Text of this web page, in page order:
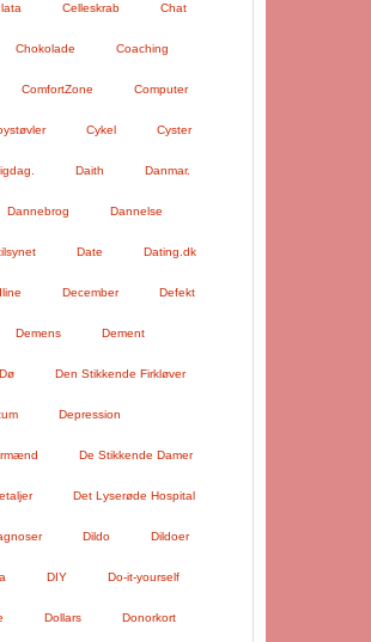
Celleskrab Chat
Chokolade Coaching
ComfortZone Computer
Cykel Cyster
Daith Danmar.
Dannebrog Dannelse
Date Dating.dk
December Defekt
Demens Dement
Den Stikkende Firkløver
Depression
De Stikkende Damer
Det Lyserøde Hospital
Dildo Dildoer
DIY Do-it-yourself
Dollars Donorkort